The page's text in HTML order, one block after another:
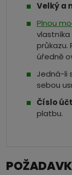
Velký a
Plnou
průkazu.
úředně
Jedná-li
sebou
Číslo
platbu.